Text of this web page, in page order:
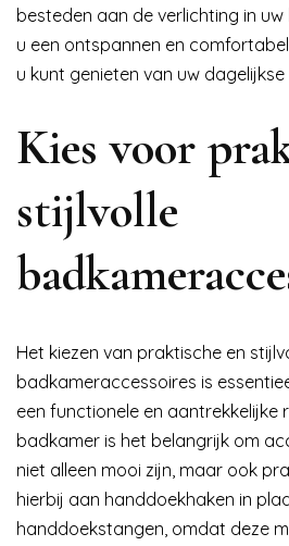
besteden aan de verlichting in
u een ontspannen en
u kunt genieten van uw dagelijkse
Kies voor
stijlvolle
Het kiezen van praktische en
badkameraccessoires is
een functionele en aantrekkelijke
badkamer is het belangrijk om
niet alleen mooi zijn, maar ook
hierbij aan handdoekhaken in
handdoekstangen, omdat deze